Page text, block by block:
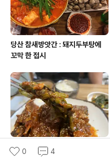
당산 참새방앗간 : 돼지두부탕에
꼬막 한 접시
등촌역/염창동 등촌 코다리 : 우거
지가 들어간 코다리 조림에 찐한
0 4